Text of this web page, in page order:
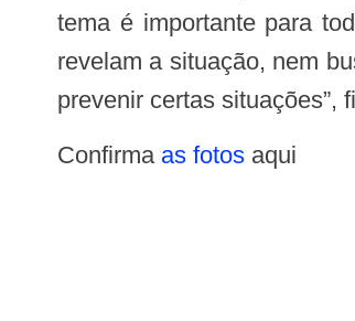
tema é importante para
revelam a situação, nem
prevenir certas situações”,
Confirma as fotos aqui